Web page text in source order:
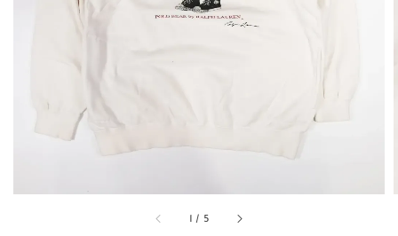
1 / 5